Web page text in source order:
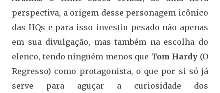
perspectiva, a origem desse personagem icônico
das HQs e para isso investiu pesado não apenas
em sua divulgação, mas também na escolha do
elenco, tendo ninguém menos que Tom Hardy (O
Regresso) como protagonista, o que por si só já
serve para aguçar a curiosidade dos